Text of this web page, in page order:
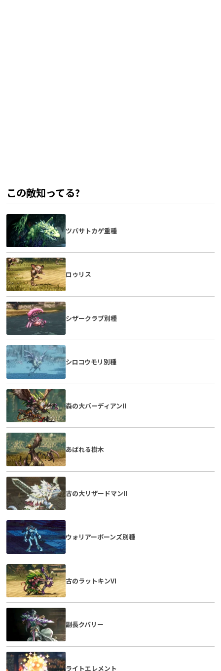
この敵知ってる?
ツバサトカゲ重種
ロゥリス
シザークラブ別種
シロコウモリ別種
森の大バーディアンII
あばれる樹木
古の大リザードマンII
ウォリアーボーンズ別種
古のラットキンVI
副長クバリー
ライトエレメント